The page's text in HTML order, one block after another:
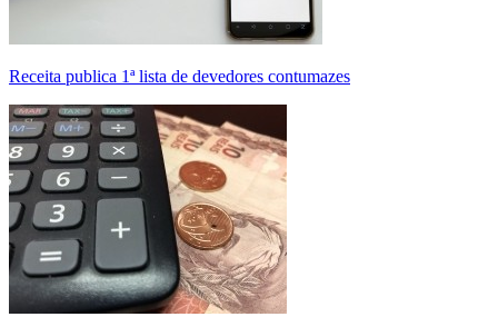
Receita publica 1ª lista de devedores contumazes